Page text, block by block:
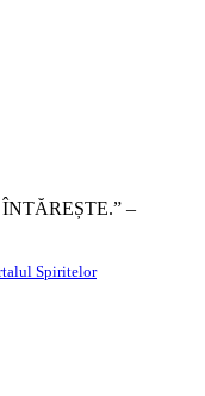
–
Spiritelor